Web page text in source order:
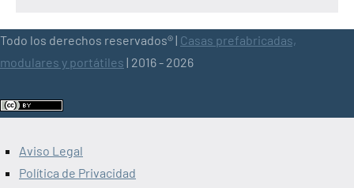
Todo los derechos reservados® | Casas prefabricadas,
modulares y portátiles | 2016 - 2026
Aviso Legal
Política de Privacidad